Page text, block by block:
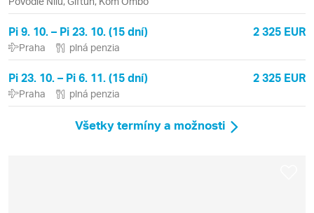
Pi 9. 10. – Pi 23. 10. (15 dní) 2 325 EUR
Praha plná penzia
Pi 23. 10. – Pi 6. 11. (15 dní) 2 325 EUR
Praha plná penzia
Všetky termíny a možnosti